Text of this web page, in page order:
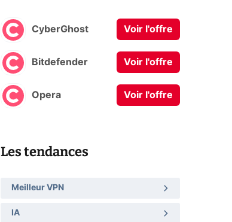
CyberGhost Voir l'offre
Bitdefender Voir l'offre
Opera Voir l'offre
Les tendances
Meilleur VPN
IA